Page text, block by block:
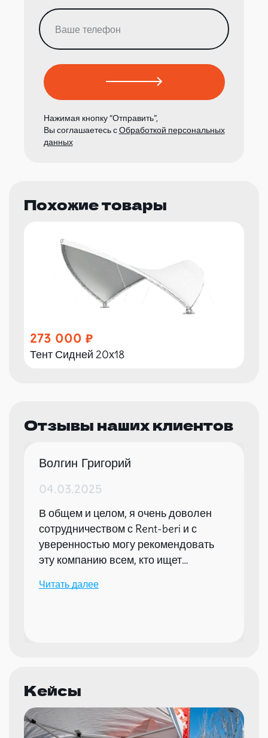
Нажимая кнопку “Отправить”,
Вы соглашаетесь сОбработкой персональных
данных
Похожие товары
273 000
Тент Сидней 20х18
Отзывы наших клиентов
Волгин Григорий
04.03.2025
В общем и целом, я очень доволен
сотрудничеством с Rent-beri и с
уверенностью могу рекомендовать
эту компанию всем, кто ищет
мероприятий.
Читать далее
Кейсы